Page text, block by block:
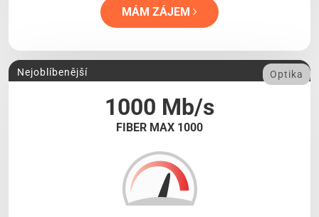
MÁM ZÁJEM
1000 Mb/s
FIBER MAX 1000
Nejoblíbenější Optika